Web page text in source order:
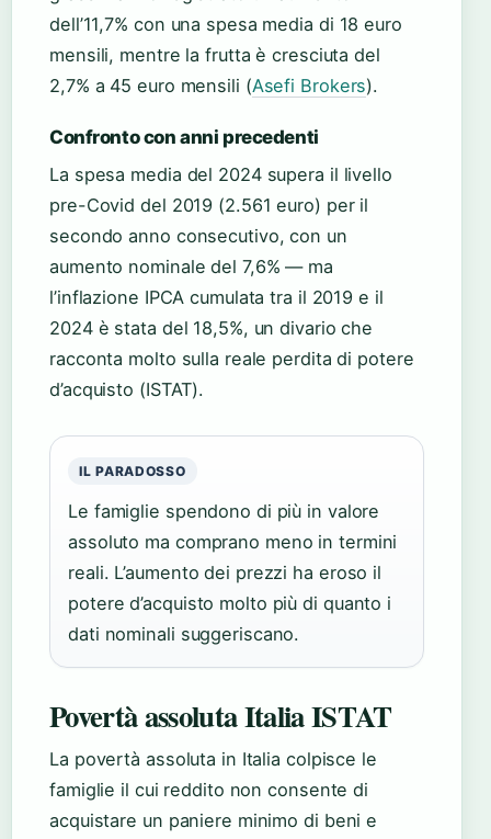
dell’11,7% con una spesa media di 18 euro
mensili, mentre la frutta è cresciuta del
2,7% a 45 euro mensili (Asefi Brokers).
Confronto con anni precedenti
La spesa media del 2024 supera il livello
pre-Covid del 2019 (2.561 euro) per il
secondo anno consecutivo, con un
aumento nominale del 7,6% — ma
l’inflazione IPCA cumulata tra il 2019 e il
2024 è stata del 18,5%, un divario che
racconta molto sulla reale perdita di potere
d’acquisto (ISTAT).
IL PARADOSSO
Le famiglie spendono di più in valore
assoluto ma comprano meno in termini
reali. L’aumento dei prezzi ha eroso il
potere d’acquisto molto più di quanto i
dati nominali suggeriscano.
Povertà assoluta Italia ISTAT
La povertà assoluta in Italia colpisce le
famiglie il cui reddito non consente di
acquistare un paniere minimo di beni e